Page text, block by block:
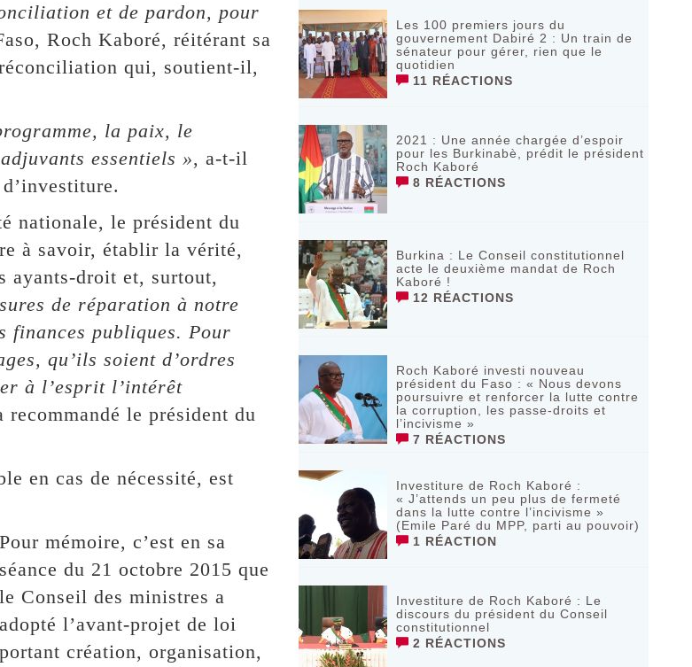
et de pardon, pour
Roch Kaboré, réitérant sa
qui, soutient-il,
la paix, le
essentiels », a-t-il
nationale, le président du
à savoir, établir la vérité,
ayants-droit et, surtout,
de réparation à notre
finances publiques. Pour
qu’ils soient d’ordres
à l’esprit l’intérêt
recommandé le président du
en cas de nécessité, est
Pour mémoire, c’est en sa
séance du 21 octobre 2015 que
le Conseil des ministres a
adopté l’avant-projet de loi
portant création, organisation,
Les 100 premiers jours du
gouvernement Dabiré 2 : Un train de
sénateur pour gérer, rien que le
quotidien
11 RÉACTIONS
2021 : Une année chargée d’espoir
pour les Burkinabè, prédit le président
Roch Kaboré
8 RÉACTIONS
Burkina : Le Conseil constitutionnel
acte le deuxième mandat de Roch
Kaboré !
12 RÉACTIONS
Roch Kaboré investi nouveau
président du Faso : « Nous devons
poursuivre et renforcer la lutte contre
la corruption, les passe-droits et
l’incivisme »
7 RÉACTIONS
Investiture de Roch Kaboré :
« J’attends un peu plus de fermeté
dans la lutte contre l’incivisme »
(Emile Paré du MPP, parti au pouvoir)
1 RÉACTION
Investiture de Roch Kaboré : Le
discours du président du Conseil
constitutionnel
2 RÉACTIONS